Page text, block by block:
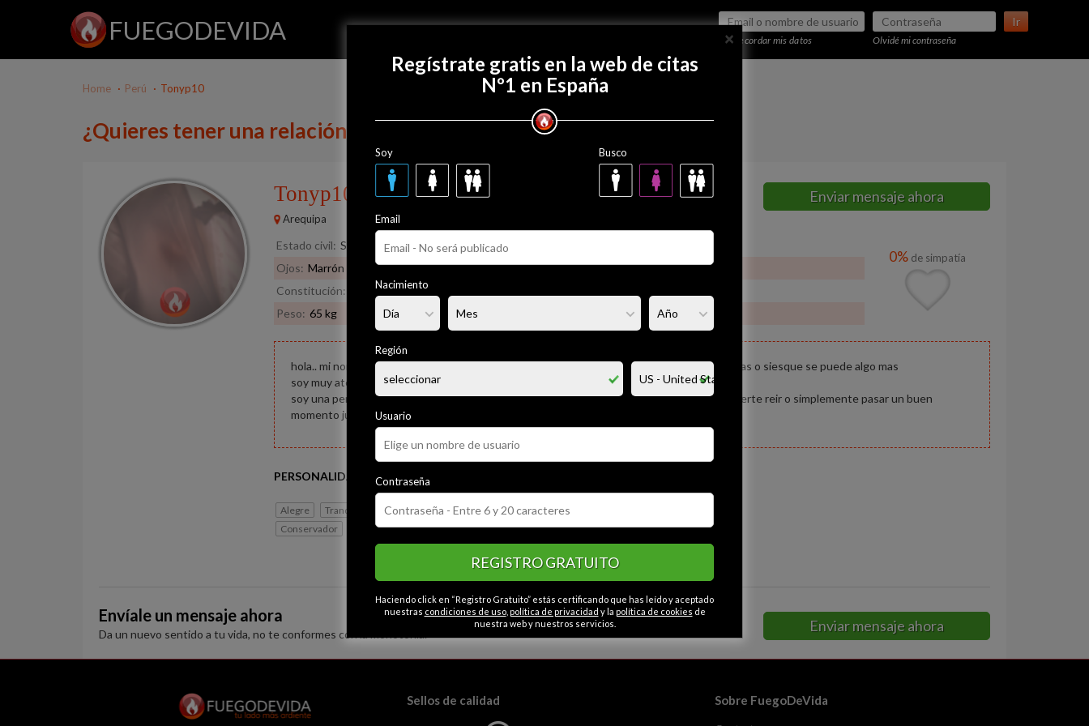
FUEGODEVIDA Ir
Recordar mis datos Olvidé mi contraseña
Regístrate gratis
Home Perú Tonyp10
¿Quieres tener una relación con Tonyp10?
Tonyp10
27 años
Arequipa
Enviar mensaje ahora
Estado civil: Soltero
Ojos: Marrón Pelo: Castaño
Constitución:
Delgado
Peso: 65 kg
0% de simpatía
hola.. mi nombre es anthony y pues.. busco conocer nuevas personas y hacer nuevas amigas o siesque se puede algo mas
soy muy atento, cariñoso, divertido, alegre, timido, me gusta escuchar a las personas.
soy una persona simpática.... me gustaria conocerte y pues pasar buenos momentos... hacerte reir o simplemente pasar un buen
momento juntos
PERSONALIDAD
Alegre Tranquilo Cariñoso Educado Simpático
Seguro
Conservador
Honesto Serio Caballeroso
Envíale un mensaje ahora
Da un nuevo sentido a tu vida, no te conformes con la monotonía. Enviar mensaje ahora
×
Regístrate gratis en la web de citas
Nº1 en España
Soy Busco
Email
Nacimiento
Región
Usuario
Contraseña
REGISTRO GRATUITO
Haciendo click en “Registro Gratuito” estás certificando que has leído y aceptado
nuestras condiciones de uso, política de privacidad y la política de cookies de
nuestra web y nuestros servicios.
Sellos de calidad Sobre FuegoDeVida